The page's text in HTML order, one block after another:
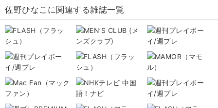
佐野ひなこに関連する雑誌一覧